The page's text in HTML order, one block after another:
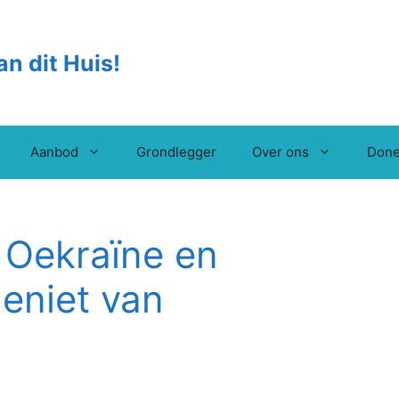
dit Huis!
Aanbod Grondlegger Over ons
en
van